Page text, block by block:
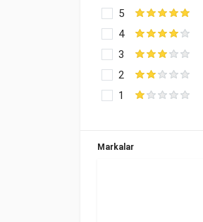
5
4
3
2
1
Markalar